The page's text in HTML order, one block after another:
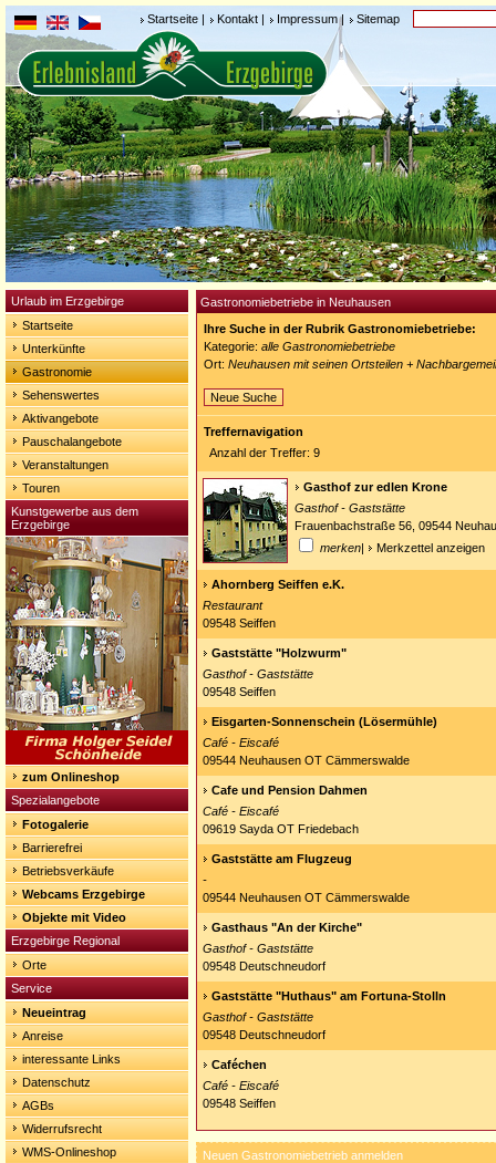
Startseite | Kontakt | Impressum| Sitemap
Urlaub im Erzgebirge
Startseite
Unterkünfte
Gastronomie
Sehenswertes
Aktivangebote
Pauschalangebote
Veranstaltungen
Touren
Kunstgewerbe aus dem
Erzgebirge
zum Onlineshop
Spezialangebote
Fotogalerie
Barrierefrei
Betriebsverkäufe
Webcams Erzgebirge
Objekte mit Video
Erzgebirge Regional
Orte
Service
Neueintrag
Anreise
interessante Links
Datenschutz
AGBs
Widerrufsrecht
WMS-Onlineshop
Gastronomiebetriebe in Neuhausen
Ihre Suche in der Rubrik Gastronomiebetriebe:
Kategorie: alle Gastronomiebetriebe
Ort: Neuhausen mit seinen Ortsteilen +
Neue Suche
Treffernavigation
Anzahl der Treffer: 9
Gasthof zur edlen Krone
Gasthof - Gaststätte
Frauenbachstraße 56, 09544
merken| Merkzettel anzeigen
Ahornberg Seiffen e.K.
Restaurant
09548 Seiffen
Gaststätte "Holzwurm"
Gasthof - Gaststätte
09548 Seiffen
Eisgarten-Sonnenschein (Lösermühle)
Café - Eiscafé
09544 Neuhausen OT Cämmerswalde
Cafe und Pension Dahmen
Café - Eiscafé
09619 Sayda OT Friedebach
Gaststätte am Flugzeug
-
09544 Neuhausen OT Cämmerswalde
Gasthaus "An der Kirche"
Gasthof - Gaststätte
09548 Deutschneudorf
Gaststätte "Huthaus" am Fortuna-Stolln
Gasthof - Gaststätte
09548 Deutschneudorf
Caféchen
Café - Eiscafé
09548 Seiffen
Neuen Gastronomiebetrieb anmelden